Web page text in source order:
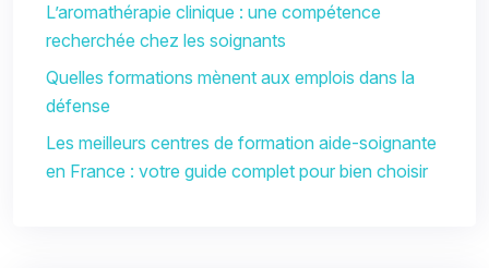
L’aromathérapie clinique : une compétence
recherchée chez les soignants
Quelles formations mènent aux emplois dans la
défense
Les meilleurs centres de formation aide-soignante
en France : votre guide complet pour bien choisir